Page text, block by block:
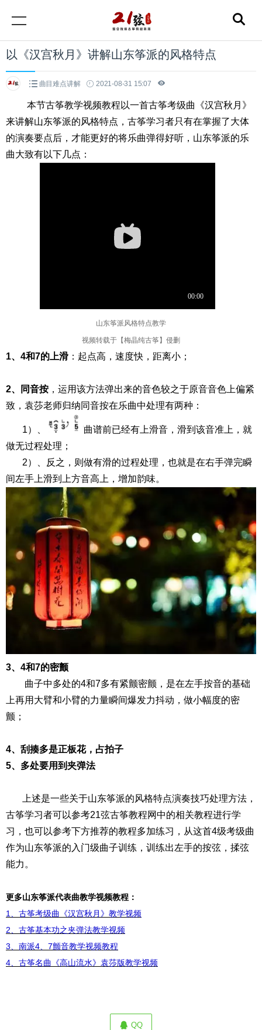
以《汉宫秋月》讲解山东筝派的风格特点
曲目难点讲解 2021-08-31 15:07
本节古筝教学视频教程以一首古筝考级曲《汉宫秋月》
来讲解山东筝派的风格特点，古筝学习者只有在掌握了大体
的演奏要点后，才能更好的将乐曲弹得好听，山东筝派的乐
曲大致有以下几点：
山东筝派风格特点教学
视频转载于【梅晶纯古筝】侵删
1、4和7的上滑 ：起点高，速度快，距离小；
2、同音按 ，运用该方法弹出来的音色较之于原音音色上偏紧
致，袁莎老师归纳同音按在乐曲中处理有两种：
1）、
曲谱前已经有上滑音，滑到该音准上，就
做无过程处理；
2）、反之，则做有滑的过程处理，也就是在右手弹完瞬
间左手上滑到上方音高上，增加韵味。
3、4和7的密颤
曲子中多处的4和7多有紧颤密颤，是在左手按音的基础
上再用大臂和小臂的力量瞬间爆发力抖动，做小幅度的密
颤；
4、刮揍多是正板花，占拍子
5、多处要用到夹弹法
上述是一些关于山东筝派的风格特点演奏技巧处理方法，
古筝学习者可以参考21弦古筝教程网中的相关教程进行学
习，也可以参考下方推荐的教程多加练习，从这首4级考级曲
作为山东筝派的入门级曲子训练，训练出左手的按弦，揉弦
能力。
更多山东筝派代表曲教学视频教程：
1、古筝考级曲《汉宫秋月》教学视频
2、古筝基本功之夹弹法教学视频
3、南派4、7颤音教学视频教程
4、古筝名曲《高山流水》袁莎版教学视频
QQ